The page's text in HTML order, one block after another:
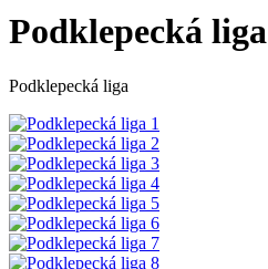
Podklepecká liga
Podklepecká liga